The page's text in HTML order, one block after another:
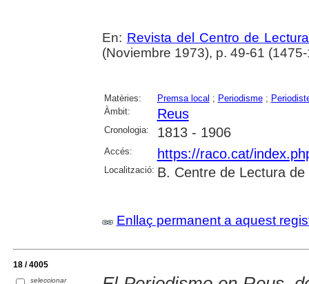
En: Revista del Centro de
(Noviembre 1973), p. 49-61
Matèries: Premsa local ; Periodisme;
Àmbit:
Reus
Cronologia: 1813 - 1906
Accés: https://raco.cat/
Localització: B. Centre de Lectura de
Enllaç permanent a aquest
18 / 4005
seleccionar